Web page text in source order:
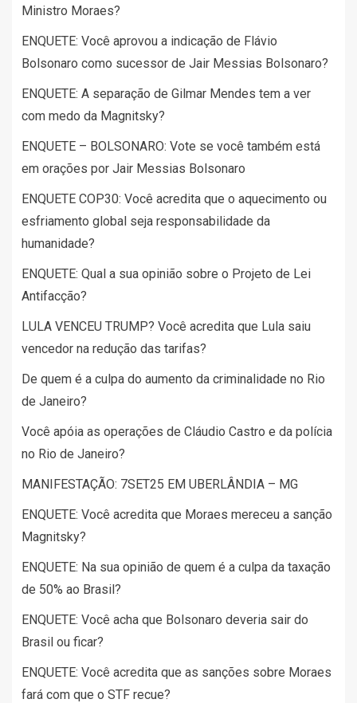
Ministro Moraes?
ENQUETE: Você aprovou a indicação de Flávio
Bolsonaro como sucessor de Jair Messias Bolsonaro?
ENQUETE: A separação de Gilmar Mendes tem a ver
com medo da Magnitsky?
ENQUETE – BOLSONARO: Vote se você também está
em orações por Jair Messias Bolsonaro
ENQUETE COP30: Você acredita que o aquecimento ou
esfriamento global seja responsabilidade da
humanidade?
ENQUETE: Qual a sua opinião sobre o Projeto de Lei
Antifacção?
LULA VENCEU TRUMP? Você acredita que Lula saiu
vencedor na redução das tarifas?
De quem é a culpa do aumento da criminalidade no Rio
de Janeiro?
Você apóia as operações de Cláudio Castro e da polícia
no Rio de Janeiro?
MANIFESTAÇÃO: 7SET25 EM UBERLÂNDIA – MG
ENQUETE: Você acredita que Moraes mereceu a sanção
Magnitsky?
ENQUETE: Na sua opinião de quem é a culpa da taxação
de 50% ao Brasil?
ENQUETE: Você acha que Bolsonaro deveria sair do
Brasil ou ficar?
ENQUETE: Você acredita que as sanções sobre Moraes
fará com que o STF recue?